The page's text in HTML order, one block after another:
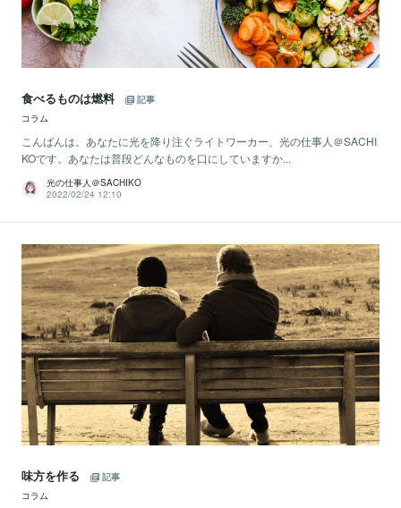
食べるものは燃料
記事
コラム
こんばんは。あなたに光を降り注ぐライトワーカー、光の仕事人＠SACHI
KOです。あなたは普段どんなものを口にしていますか...
光の仕事人＠SACHIKO
2022/02/24 12:10
味方を作る
記事
コラム